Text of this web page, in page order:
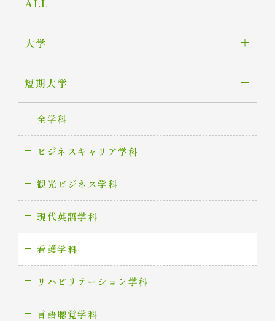
大学
短期大学
全学科
ビジネスキャリア学科
観光ビジネス学科
現代英語学科
看護学科
リハビリテーション学科
言語聴覚学科